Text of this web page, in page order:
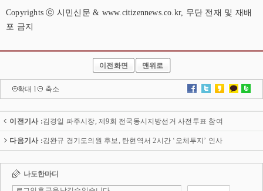
Copyrights ⓒ 시민신문 & www.citizennews.co.kr, 무단 전재 및 재배
포 금지
이전화면 맨위로
확대 l 축소
이전기사 :김경일 파주시장, 제9회 전국동시지방선거 사전투표 참여
다음기사 :김완규 경기도의원 후보, 탄현역서 2시간 ‘오체투지’ 인사